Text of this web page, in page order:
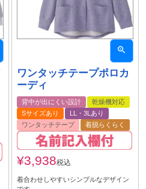
ワンタッチテープポロカ
ーディ
背中が出にくい設計
乾燥機対応
Sサイズあり
LL・3Lあり
ワンタッチテープ
着脱らくらく
¥3,938税込
着合わせしやすいシンプルなデザイン